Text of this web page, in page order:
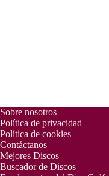
Sobre nosotros
Política de privacidad
Política de cookies
Contáctanos
Mejores Discos
Buscador de Discos